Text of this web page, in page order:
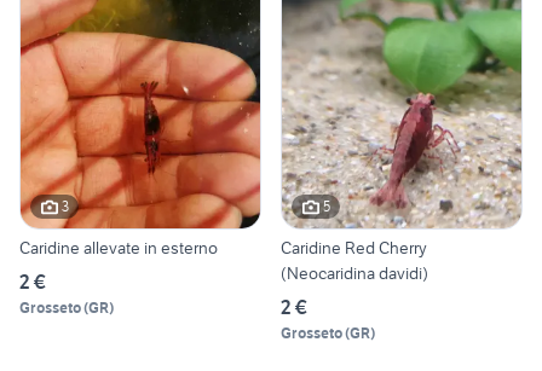
3
Caridine allevate in esterno
2 €
Grosseto(GR)
5
Caridine Red Cherry
(Neocaridina davidi)
2 €
Grosseto(GR)